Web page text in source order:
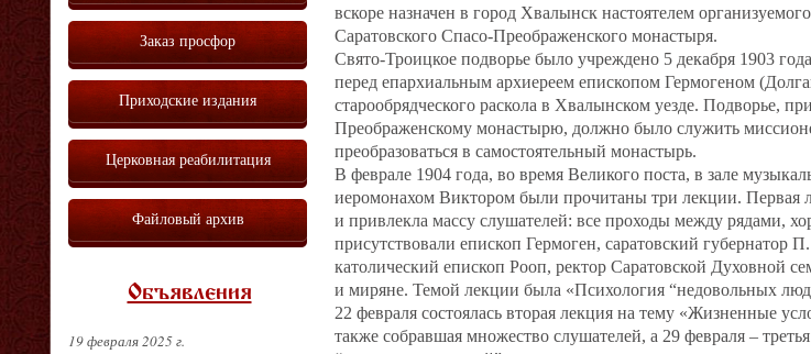
вскоре назначен в город Хвалынск настоятелем
Саратовского Спасо‐Преображенского монастыря.
Свято‐Троицкое подворье было учреждено 5 декабря 1903
перед епархиальным архиереем епископом Гермогеном
старообрядческого раскола в Хвалынском уезде. Подворье,
Преображенскому монастырю, должно было служить
преобразоваться в самостоятельный монастырь.
В феврале 1904 года, во время Великого поста, в зале
иеромонахом Виктором были прочитаны три лекции. Первая
и привлекла массу слушателей: все проходы между рядами,
присутствовали епископ Гермоген, саратовский
католический епископ Рооп, ректор Саратовской Духовной
и миряне. Темой лекции была «Психология “недовольных
22 февраля состоялась вторая лекция на тему «Жизненные
также собравшая множество слушателей, а 29 февраля –
Заказ просфор
Приходские издания
Церковная реабилитация
Файловый архив
Объявления
19 февраля 2025 г.